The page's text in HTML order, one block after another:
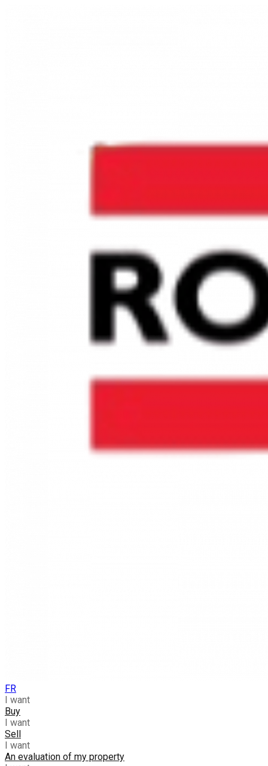
FR
I want
Buy
I want
Sell
I want
An evaluation of my property